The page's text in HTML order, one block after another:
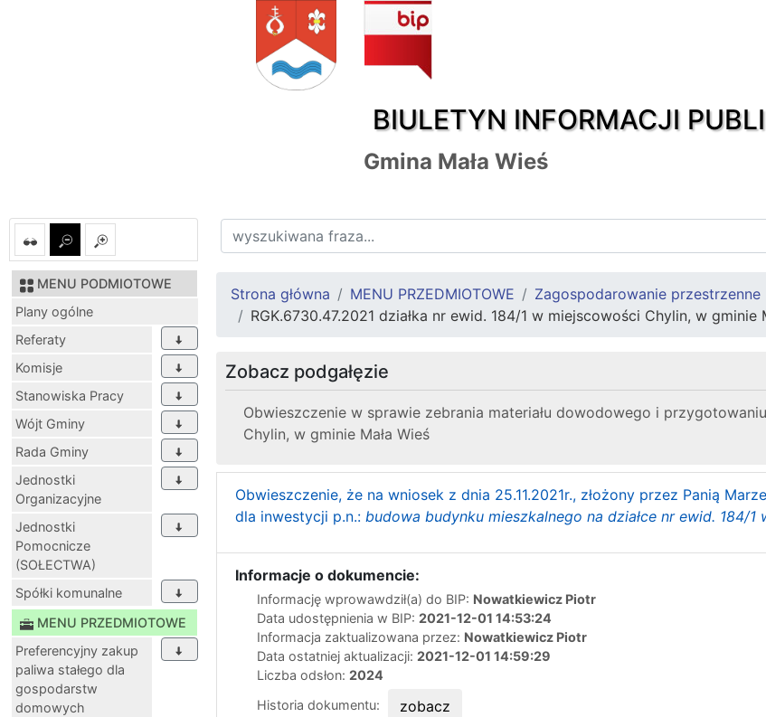
BIULETYN INFORMACJI
Gmina Mała Wieś
MENU PODMIOTOWE
Plany ogólne
Referaty
Komisje
Stanowiska Pracy
Wójt Gminy
Rada Gminy
Jednostki
Organizacyjne
Jednostki
Pomocnicze
(SOŁECTWA)
Spółki komunalne
MENU PRZEDMIOTOWE
Preferencyjny zakup
paliwa stałego dla
gospodarstw
domowych
Strona główna MENU PRZEDMIOTOWE Zagospodarowanie przestrzenne
RGK.6730.47.2021 działka nr ewid. 184/1 w miejscowości Chylin, w gminie
Zobacz podgałęzie
Obwieszczenie w sprawie zebrania materiału dowodowego i
Chylin, w gminie Mała Wieś
Obwieszczenie, że na wniosek z dnia 25.11.2021r., złożony przez Panią
dla inwestycji p.n.: budowa budynku mieszkalnego na działce nr ewid. 184/1
Informacje o dokumencie:
Informację wprowawdził(a) do BIP: Nowatkiewicz Piotr
Data udostępnienia w BIP: 2021-12-01 14:53:24
Informacja zaktualizowana przez: Nowatkiewicz Piotr
Data ostatniej aktualizacji: 2021-12-01 14:59:29
Liczba odsłon: 2024
Historia dokumentu:
zobacz